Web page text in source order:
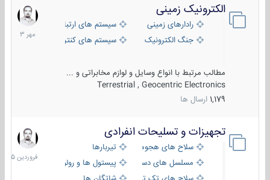
الکترونیک زمینی
رادارهای زمینی
سیستم های ارتباطی و جمع آوری
جنگ الکترونیک
سیستم های کنترل آتش و تجهیزات
مطالب مرتبط با انواع وسایل و لوازم مخابراتی و ...
Terrestrial , Geocentric Electronics
1,179 ارسال ها
1
مهر
1403
تجهیزات و تسلیحات انفرادی
سلاح های هجومی
تیربارها
مسلسل های دستی
پیستول ها و رولورها
17
فروردین
1405